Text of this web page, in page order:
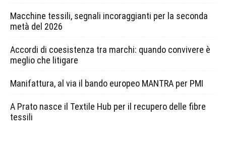
Macchine tessili, segnali incoraggianti per la seconda
metà del 2026
Accordi di coesistenza tra marchi: quando convivere è
meglio che litigare
Manifattura, al via il bando europeo MANTRA per PMI
A Prato nasce il Textile Hub per il recupero delle fibre
tessili